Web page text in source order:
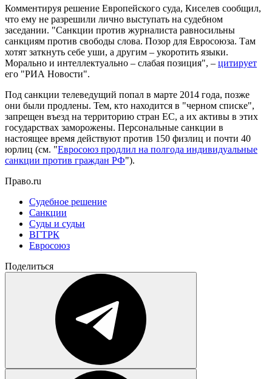
Комментируя решение Европейского суда, Киселев сообщил,
что ему не разрешили лично выступать на судебном
заседании. "Санкции против журналиста равносильны
санкциям против свободы слова. Позор для Евросоюза. Там
хотят заткнуть себе уши, а другим – укоротить языки.
Морально и интеллектуально – слабая позиция", – цитирует
его "РИА Новости".
Под санкции телеведущий попал в марте 2014 года, позже
они были продлены. Тем, кто находится в "черном списке",
запрещен въезд на территорию стран ЕС, а их активы в этих
государствах заморожены. Персональные санкции в
настоящее время действуют против 150 физлиц и почти 40
юрлиц (см. "Евросоюз продлил на полгода индивидуальные
санкции против граждан РФ").
Право.ru
Судебное решение
Санкции
Суды и судьи
ВГТРК
Евросоюз
Поделиться